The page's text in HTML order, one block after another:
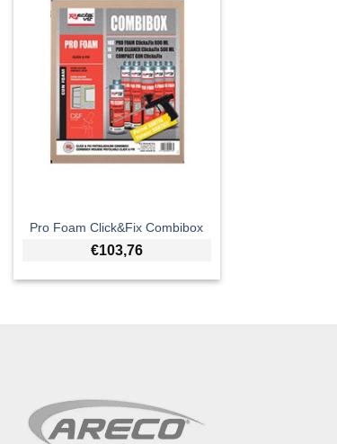
Pro Foam Click&Fix Combibox
€103,76